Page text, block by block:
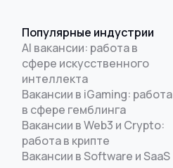
Популярные индустрии
AI вакансии: работа в
сфере искусственного
интеллекта
Вакансии в iGaming: работа
в сфере гемблинга
Вакансии в Web3 и Crypto:
работа в крипте
Вакансии в Software и SaaS